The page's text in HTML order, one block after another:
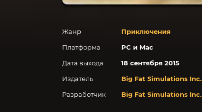
Жанр
Приключения
Платформа
PC и Mac
Дата выхода
18 сентября 2015
Издатель
Big Fat Simulations Inc.
Разработчик
Big Fat Simulations Inc.